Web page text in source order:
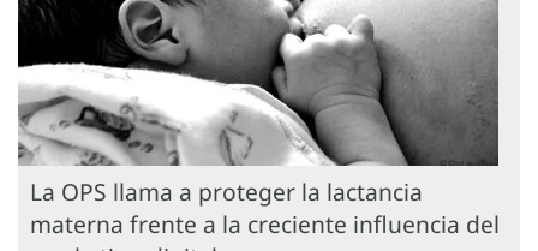
La OPS llama a proteger la lactancia
materna frente a la creciente influencia del